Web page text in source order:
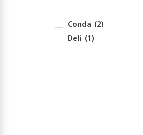
Conda (2)
Deli (1)